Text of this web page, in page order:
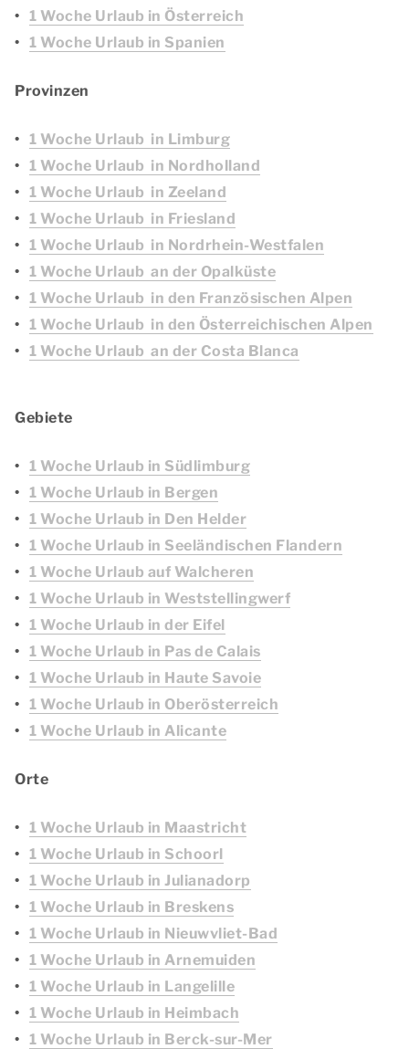
1 Woche Urlaub in Österreich
1 Woche Urlaub in Spanien
Provinzen
1 Woche Urlaub in Limburg
1 Woche Urlaub in Nordholland
1 Woche Urlaub in Zeeland
1 Woche Urlaub in Friesland
1 Woche Urlaub in Nordrhein-Westfalen
1 Woche Urlaub an der Opalküste
1 Woche Urlaub in den Französischen Alpen
1 Woche Urlaub in den Österreichischen Alpen
1 Woche Urlaub an der Costa Blanca
Gebiete
1 Woche Urlaub in Südlimburg
1 Woche Urlaub in Bergen
1 Woche Urlaub in Den Helder
1 Woche Urlaub in Seeländischen Flandern
1 Woche Urlaub auf Walcheren
1 Woche Urlaub in Weststellingwerf
1 Woche Urlaub in der Eifel
1 Woche Urlaub in Pas de Calais
1 Woche Urlaub in Haute Savoie
1 Woche Urlaub in Oberösterreich
1 Woche Urlaub in Alicante
Orte
1 Woche Urlaub in Maastricht
1 Woche Urlaub in Schoorl
1 Woche Urlaub in Julianadorp
1 Woche Urlaub in Breskens
1 Woche Urlaub in Nieuwvliet-Bad
1 Woche Urlaub in Arnemuiden
1 Woche Urlaub in Langelille
1 Woche Urlaub in Heimbach
1 Woche Urlaub in Berck-sur-Mer